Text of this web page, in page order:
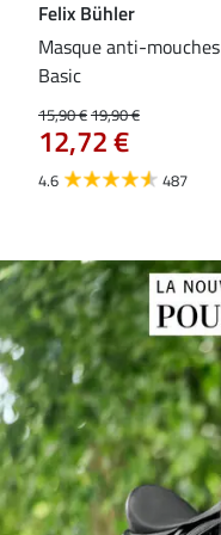
Felix Bühler
Masque anti-mouches
Basic
15,90 €19,90 €
12,72 €
4.6 487